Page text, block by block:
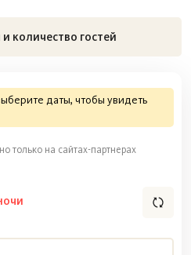
количество гостей
даты, чтобы увидеть
только на сайтах-партнерах